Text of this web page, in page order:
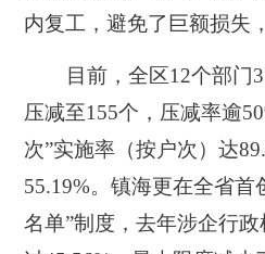
内复工，避免了巨额损失
目前，全区12个部门
压减至155个，压减率逾
次”实施率（按户次）达
55.19%。镇海更在全省首
名单”制度，去年涉企行